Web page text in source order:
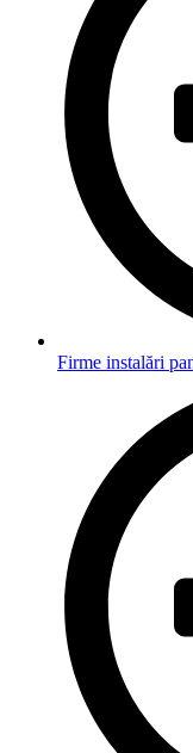
Firme instalări